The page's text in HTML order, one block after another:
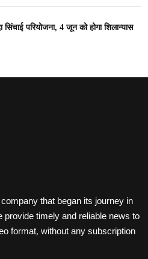
परियोजना, 4 जून को होगा शिलान्यास
that began its journey in
provide timely and reliable news to
format, without any subscription